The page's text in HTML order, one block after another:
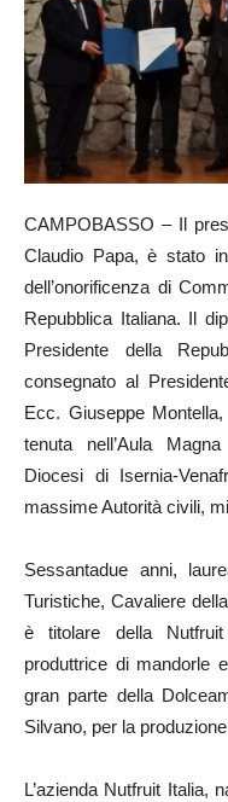
CAMPOBASSO – Il
Claudio Papa, è stato
dell’onorificenza di
Repubblica Italiana. Il
Presidente della
consegnato al
Ecc. Giuseppe
tenuta nell’Aula
Diocesi di Isernia-
massime Autorità civili,
Sessantadue anni,
Turistiche, Cavaliere
è titolare della
produttrice di mandorle
gran parte della
Silvano, per la
L’azienda Nutfruit Italia,